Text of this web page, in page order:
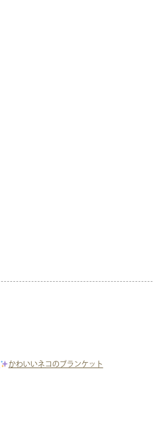
かわいいネコのブランケット